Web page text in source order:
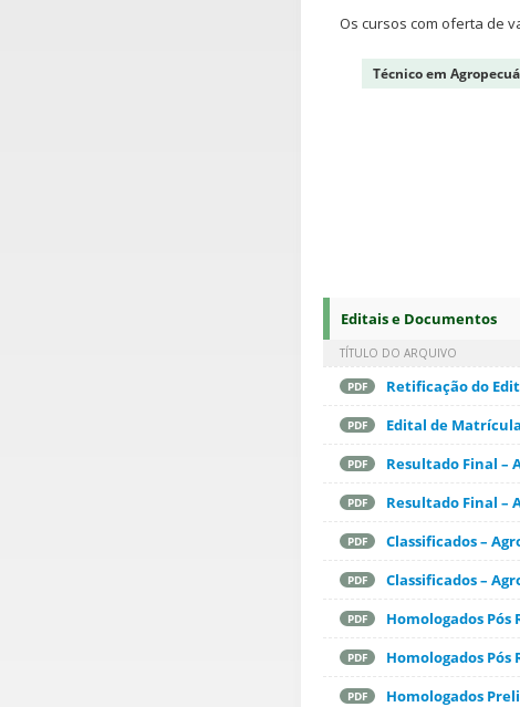
Os cursos com oferta de
Técnico em
Editais e Documentos
TÍTULO DO ARQUIVO
PDF Retificação do
PDF Edital de
PDF Resultado Final –
PDF Resultado Final –
PDF Classificados –
PDF Classificados –
PDF Homologados Pós
PDF Homologados Pós
PDF Homologados